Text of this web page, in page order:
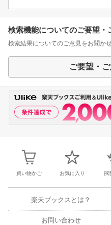
検索機能についてのご要望・
検索結果についてのご意見をお聞かせ
ご要望・
買い物かご お気に入り 閲
楽天ブックスとは？
お問い合わせ